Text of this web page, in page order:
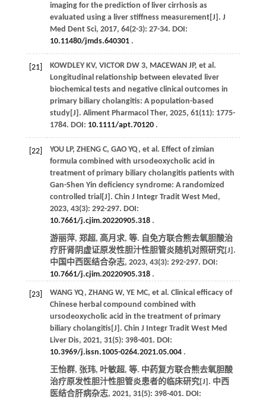
imaging for the prediction of liver cirrhosis as
evaluated using a liver stiffness measurement[J]. J
Med Dent Sci, 2017, 64(2-3): 27-34. DOI:
10.11480/jmds.640301.
[21] KOWDLEY KV, VICTOR DW3, MACEWAN JP, et al .
Longitudinal relationship between elevated liver
biochemical tests and negative clinical outcomes in
primary biliary cholangitis: A population-based
study[J]. Aliment Pharmacol Ther, 2025, 61(11): 1775-
1784. DOI: 10.1111/apt.70120.
[22] YOU LP, ZHENG C, GAO YQ, et al . Effect of zimian
formula combined with ursodeoxycholic acid in
treatment of primary biliary cholangitis patients with
Gan-Shen Yin deficiency syndrome: A randomized
controlled trial[J]. Chin J Integr Tradit West Med ,
2023, 43(3): 292-297. DOI:
10.7661/j.cjim.20220905.318.
游丽萍, 郑超, 高月求, 等. 自免方联合熊去氧胆酸治
疗肝肾阴虚证原发性胆汁性胆管炎随机对照研究[J].
中国中西医结合杂志, 2023, 43(3): 292-297. DOI:
10.7661/j.cjim.20220905.318.
[23] WANG YQ, ZHANG W, YE MC, et al . Clinical efficacy of
Chinese herbal compound combined with
ursodeoxycholic acid in the treatment of primary
biliary cholangitis[J]. Chin J Integr Tradit West Med
Liver Dis, 2021, 31(5): 398-401. DOI:
10.3969/j.issn.1005-0264.2021.05.004.
王怡群, 张玮, 叶敏超, 等. 中药复方联合熊去氧胆酸
治疗原发性胆汁性胆管炎患者的临床研究[J]. 中西
医结合肝病杂志, 2021, 31(5): 398-401. DOI: